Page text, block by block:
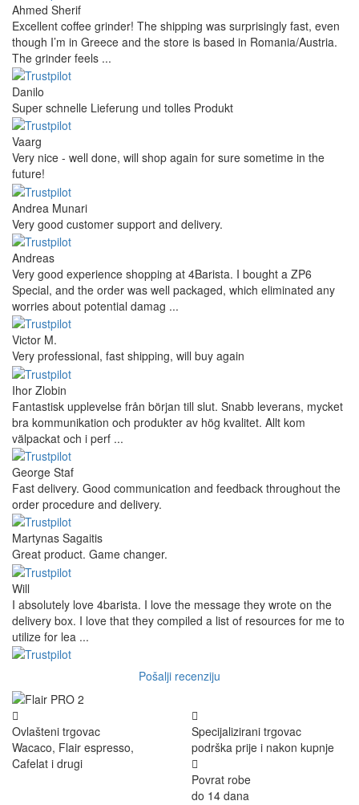
Ahmed Sherif
Excellent coffee grinder! The shipping was surprisingly fast, even
though I’m in Greece and the store is based in Romania/Austria.
The grinder feels ...
Danilo
Super schnelle Lieferung und tolles Produkt
Vaarg
Very nice - well done, will shop again for sure sometime in the
future!
Andrea Munari
Very good customer support and delivery.
Andreas
Very good experience shopping at 4Barista. I bought a ZP6
Special, and the order was well packaged, which eliminated any
worries about potential damag ...
Victor M.
Very professional, fast shipping, will buy again
Ihor Zlobin
Fantastisk upplevelse från början till slut. Snabb leverans, mycket
bra kommunikation och produkter av hög kvalitet. Allt kom
välpackat och i perf ...
George Staf
Fast delivery. Good communication and feedback throughout the
order procedure and delivery.
Martynas Sagaitis
Great product. Game changer.
Will
I absolutely love 4barista. I love the message they wrote on the
delivery box. I love that they compiled a list of resources for me to
utilize for lea ...
Pošalji recenziju
Ovlašteni trgovac
Wacaco, Flair espresso,
Cafelat i drugi
Specijalizirani trgovac
podrška prije i nakon kupnje
Povrat robe
do 14 dana